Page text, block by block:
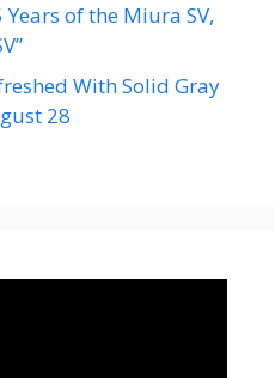
of the Miura SV,
With Solid Gray
28